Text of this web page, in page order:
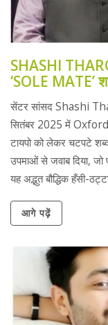
SHASHI
‘SOLE MATE’
मज़ा
सेंटर सांसद Shashi
सितंबर 2025 में
टायपो को लेकर चटपटे
उपमाओं से जवाब दिया,
यह अद्भुत बौद्धिक हँसी-
आगे पढ़ें